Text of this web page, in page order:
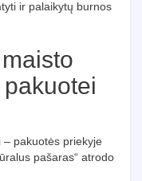
ir palaikytų burnos
– pakuotės priekyje
pašaras“ atrodo